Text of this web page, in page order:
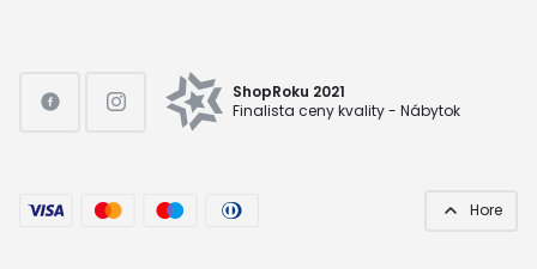
ShopRoku 2021
Finalista ceny kvality - Nábytok
Hore